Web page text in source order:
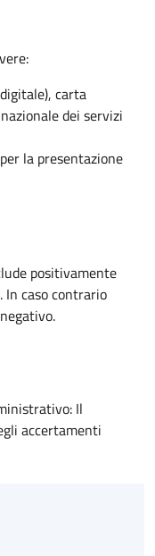
carta
dei servizi
la presentazione
positivamente
In caso contrario
Il
accertamenti